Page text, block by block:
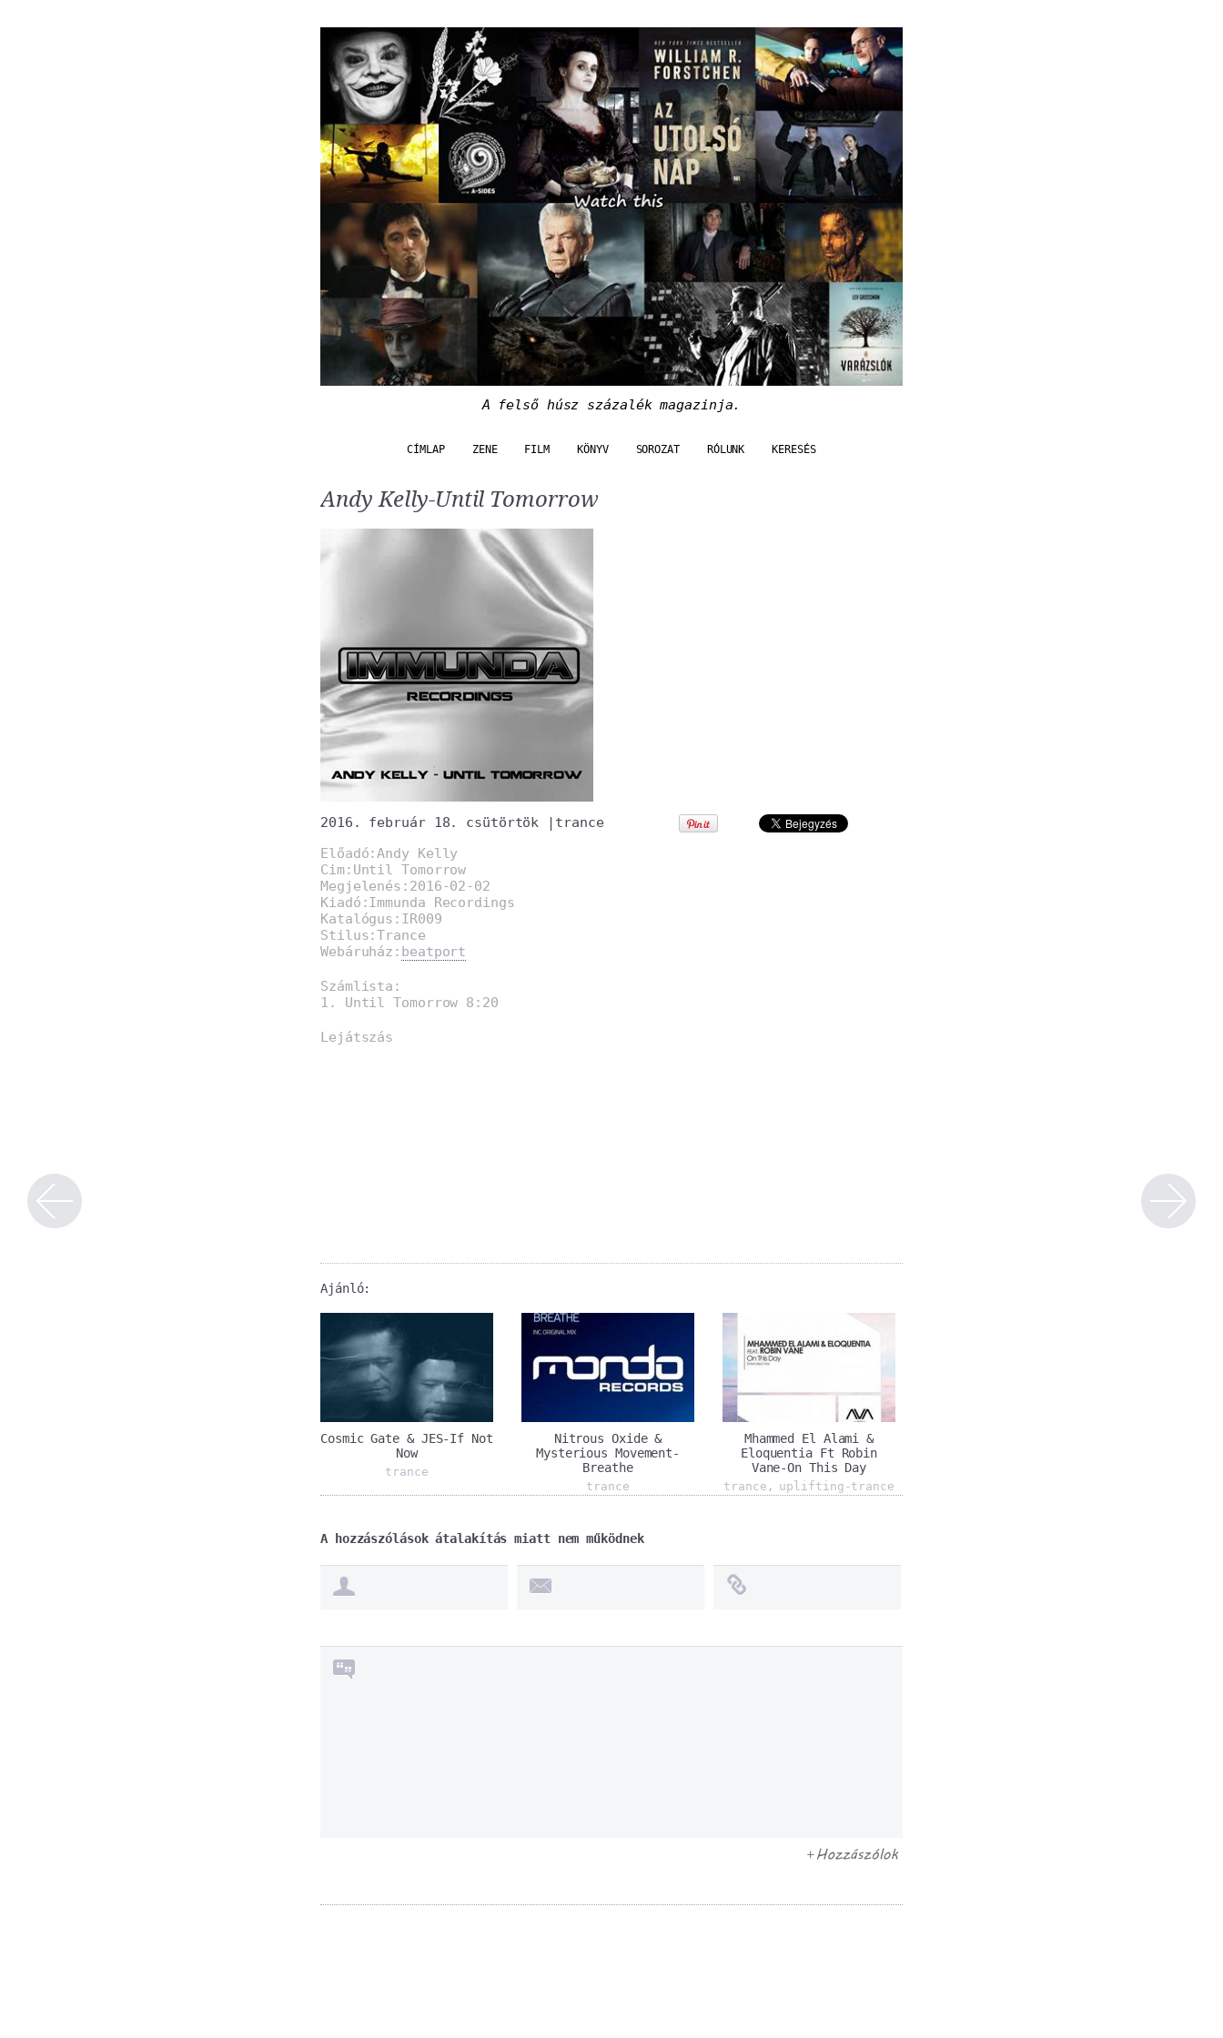
A felső húsz százalék magazinja.
CÍMLAP ZENE FILM KÖNYV SOROZAT RÓLUNK KERESÉS
Andy Kelly-Until Tomorrow
2016. február 18. csütörtök | trance
Előadó:Andy Kelly
Cim:Until Tomorrow
Megjelenés:2016-02-02
Kiadó:Immunda Recordings
Katalógus:IR009
Stilus:Trance
Webáruház: beatport
Számlista:
1. Until Tomorrow 8:20
Lejátszás
Ajánló:
Cosmic Gate & JES-If Not
Now
trance
Nitrous Oxide &
Mysterious Movement-
Breathe
trance
Mhammed El Alami &
Eloquentia Ft Robin
Vane-On This Day
trance , uplifting-trance
A hozzászólások átalakítás miatt nem működnek